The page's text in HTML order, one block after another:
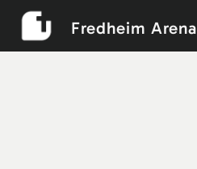
Fredheim Arena